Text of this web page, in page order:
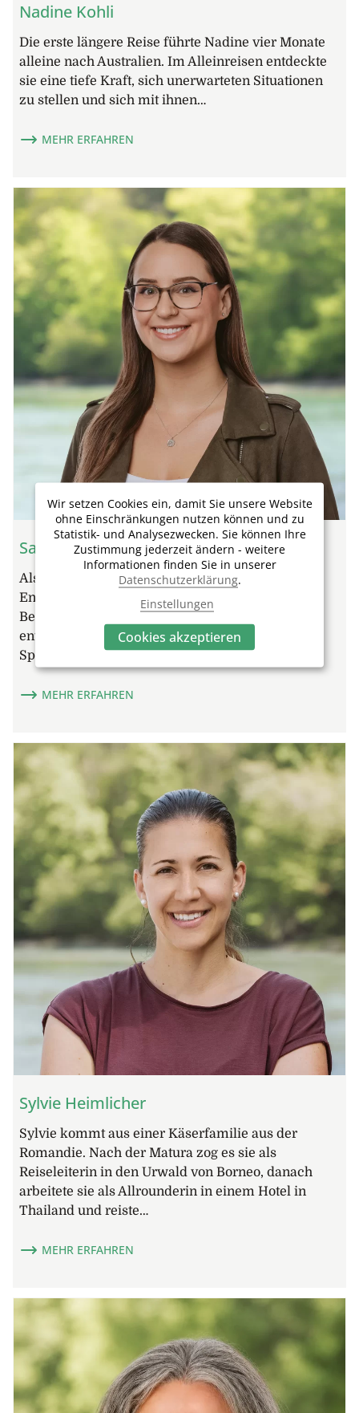
Nadine Kohli
Die erste längere Reise führte Nadine vier Monate
alleine nach Australien. Im Alleinreisen entdeckte
sie eine tiefe Kraft, sich unerwarteten Situationen
zu stellen und sich mit ihnen…
MEHR ERFAHREN
Sabrina Hasler
Als Sabrina mit 18 Jahren nach Miami reiste, um
Englisch zu lernen, ahnte sie nicht, dass eine
Begegnung dort ihren weiteren Lebensweg
entscheidend prägen würde. Nach dem
Sprachaufenthalt liess sie…
MEHR ERFAHREN
Sylvie Heimlicher
Sylvie kommt aus einer Käserfamilie aus der
Romandie. Nach der Matura zog es sie als
Reiseleiterin in den Urwald von Borneo, danach
arbeitete sie als Allrounderin in einem Hotel in
Thailand und reiste…
MEHR ERFAHREN
Wir setzen Cookies ein, damit Sie unsere Website
ohne Einschränkungen nutzen können und zu
Statistik- und Analysezwecken. Sie können Ihre
Zustimmung jederzeit ändern - weitere
Informationen finden Sie in unserer
Datenschutzerklärung.
Einstellungen
Cookies akzeptieren